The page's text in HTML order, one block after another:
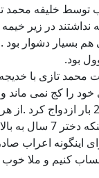
توسط خلیفه
نداشتند در زیر
هم بسیار دشوار
بود.
تازی با
را کج نمی ماند
مرد در مدت چند سال 20
که 7 سال داشت
اینگونه اعراب
کنیم و ملا